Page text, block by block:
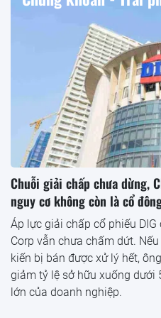
Chuỗi giải chấp chưa dừng,
nguy cơ không còn là cổ
Áp lực giải chấp cổ phiếu
Corp vẫn chưa chấm dứt.
kiến bị bán được xử lý hết,
giảm tỷ lệ sở hữu xuống dưới
lớn của doanh nghiệp.